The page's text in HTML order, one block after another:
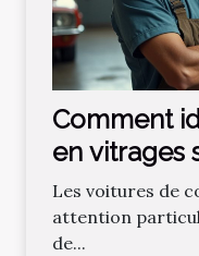
Comment
en vitrages
voitures de
Les voitures de
attention
de...